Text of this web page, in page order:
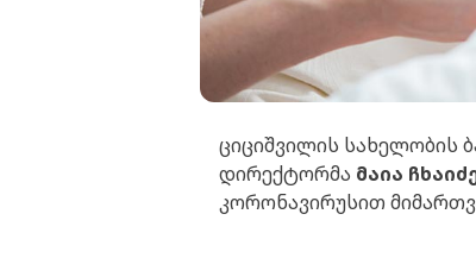
ციციშვილის სახელობის
დირექტორმა მაია
კორონავირუსით